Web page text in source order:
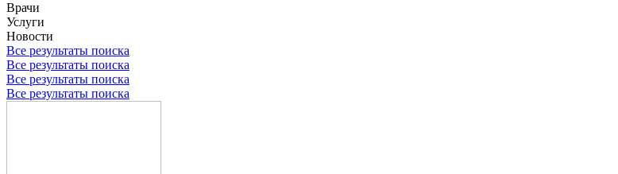
Врачи
Услуги
Новости
Все результаты поиска
Все результаты поиска
Все результаты поиска
Все результаты поиска